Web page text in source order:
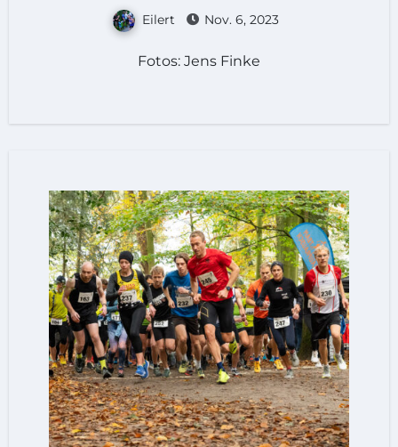
Eilert Nov. 6, 2023
Fotos: Jens Finke